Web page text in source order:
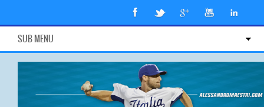
SUB MENU